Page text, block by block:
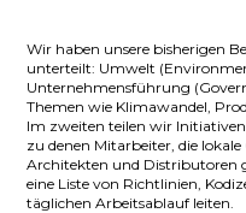
Wir haben unsere bisherigen
unterteilt: Umwelt
Unternehmensführung
Themen wie Klimawandel,
Im zweiten teilen wir
zu denen Mitarbeiter, die
Architekten und Distributoren
eine Liste von Richtlinien,
täglichen Arbeitsablauf leiten.